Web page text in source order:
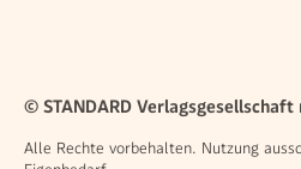
© STANDARD Verlagsgesellschaft
Alle Rechte vorbehalten. Nutzung